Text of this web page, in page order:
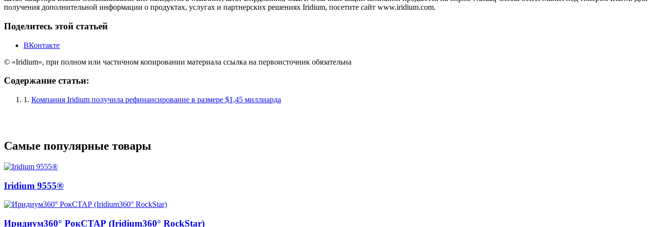
получения дополнительной информации о продуктах, услугах и партнерских решениях Iridium, посетите сайт www.iridium.com.
Поделитесь этой статьей
ВКонтакте
© «Iridium», при полном или частичном копировании материала ссылка на первоисточник обязательна
Содержание статьи:
1. Компания Iridium получила рефинансирование в размере $1,45 миллиарда
Самые популярные товары
Iridium 9555®
Иридиум360° РокСТАР (Iridium360° RockStar)